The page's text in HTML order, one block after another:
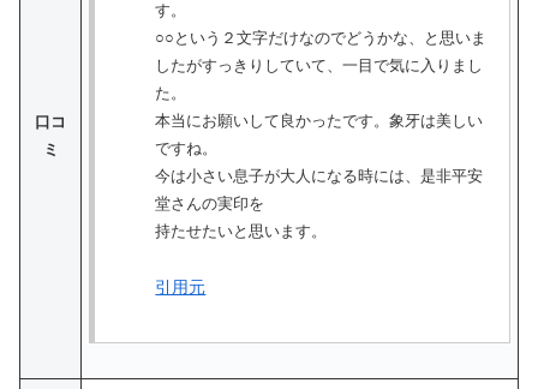
口コ
ミ
す。
○○という２文字だけなのでどうかな、と思いま
したがすっきりしていて、一目で気に入りまし
た。
本当にお願いして良かったです。象牙は美しい
ですね。
今は小さい息子が大人になる時には、是非平安
堂さんの実印を
持たせたいと思います。
引用元